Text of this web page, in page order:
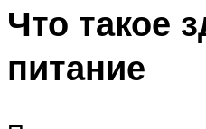
Что такое
питание